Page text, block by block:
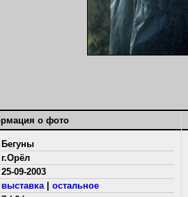
о фото
Бегуны
г.Орёл
25-09-2003
выставка| остальное